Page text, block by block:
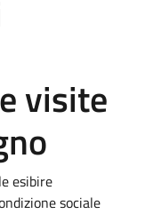
visite
esibire
sociale